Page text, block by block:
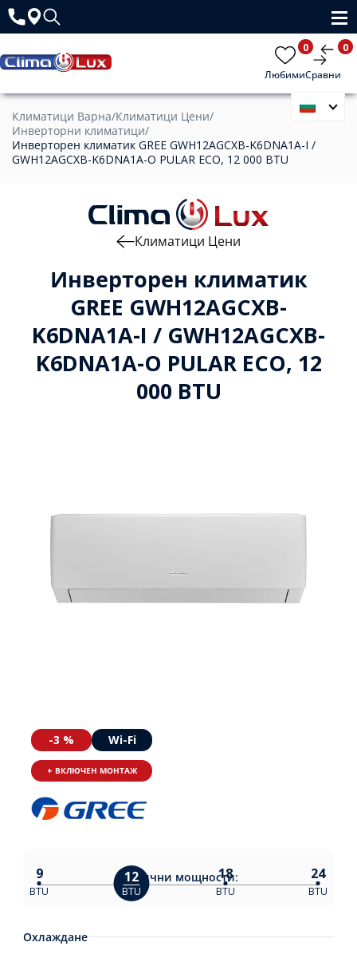
Любими
0
Сравни
0
Климатици Варна/Климатици Цени/
Инверторни климатици/
Инверторен климатик GREE GWH12AGCXB-K6DNA1A-I /
GWH12AGCXB-K6DNA1A-O PULAR ECO, 12 000 BTU
Инверторен климатик
GREE GWH12AGCXB-
K6DNA1A-I / GWH12AGCXB-
K6DNA1A-O PULAR ECO, 12
000 BTU
Климатици Цени
-3 % Wi-Fi
+ ВКЛЮЧЕН МОНТАЖ
Налични мощности:
9
BTU
12
BTU
18
BTU
24
BTU
Охлаждане